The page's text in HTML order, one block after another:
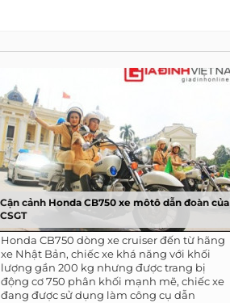
Cận cảnh Honda CB750 xe môtô dẫn đoàn của
CSGT
Honda CB750 dòng xe cruiser đến từ hãng
xe Nhật Bản, chiếc xe khá năng với khối
lượng gần 200 kg nhưng được trang bị
động cơ 750 phân khối mạnh mẽ, chiếc xe
đang được sử dụng làm công cụ dẫn